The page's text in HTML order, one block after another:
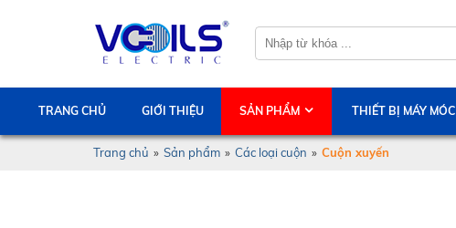
TRANG CHỦ GIỚI THIỆU SẢN PHẨM THIẾT BỊ MÁY MÓC
Trang chủ » Sản phẩm » Các loại cuộn » Cuộn xuyến